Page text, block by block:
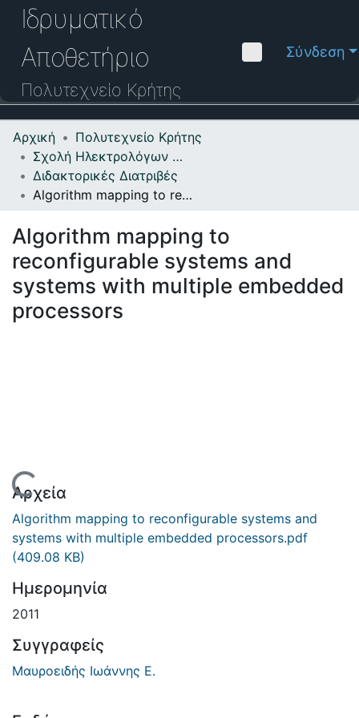
Ιδρυματικό
Αποθετήριο
Πολυτεχνείο
Κρήτης
Σύνδεση
Κοινότητες & Συλλογές
Πλοήγηση στο Αποθετήριο
Επικοινωνία
Οδηγός Βοήθειας
Αρχική
Πολυτεχνείο Κρήτης
Σχολή Ηλεκτρολόγων Μηχανικών και Μηχανικών Υπολογιστών
Διδακτορικές Διατριβές
Algorithm mapping to reconfigurable systems and systems with multiple embedded processors
Algorithm mapping to
reconfigurable systems and
systems with multiple embedded
processors
Φόρτωση...
Αρχεία
Algorithm mapping to reconfigurable systems and
systems with multiple embedded processors.pdf
(409.08 KB)
Ημερομηνία
2011
Συγγραφείς
Μαυροειδής Ιωάννης Ε.